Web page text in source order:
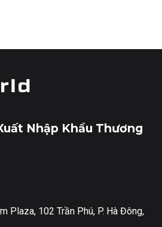
Nhập Khẩu Thương
Plaza, 102 Trần Phú, P. Hà Đông,